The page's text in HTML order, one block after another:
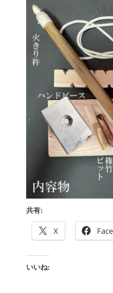
共有:
X
いいね: